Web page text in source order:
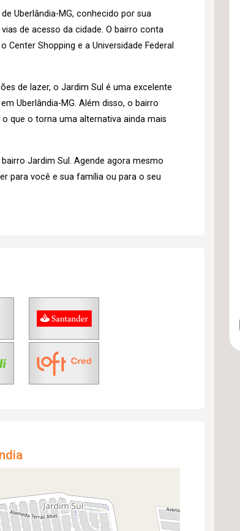
Uberlândia-MG, conhecido por sua
de acesso da cidade. O bairro conta
Shopping e a Universidade Federal
de lazer, o Jardim Sul é uma excelente
Uberlândia-MG. Além disso, o bairro
que o torna uma alternativa ainda mais
Jardim Sul. Agende agora mesmo
para você e sua família ou para o seu